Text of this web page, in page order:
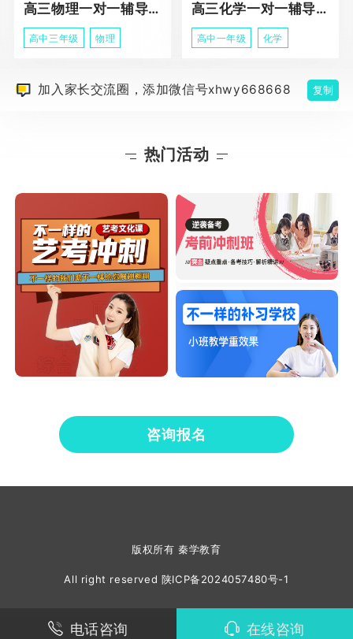
高三物理一对一辅导课程
高中三年级 物理
高三化学一对一辅导课程
高中一年级 化学
加入家长交流圈，添加微信号xhwy668668 复制
热门活动
咨询报名
版权所有 秦学教育
All right reserved 陕ICP备2024057480号-1
电话咨询 在线咨询